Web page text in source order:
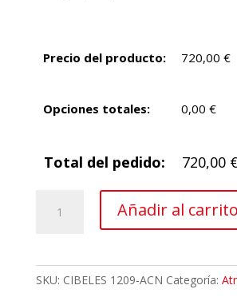
Precio del producto: 720,00 €
Opciones totales: 0,00 €
Total del pedido: 720,00
desmontable
Añadir al carrito
SKU: CIBELES 1209-ACN Categoría: